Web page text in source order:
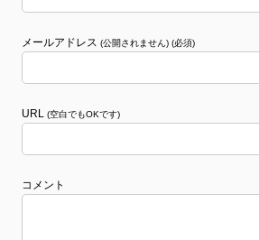
メールアドレス (公開されません) (必須)
URL (空白でもOKです)
コメント